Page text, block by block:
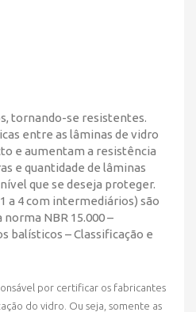
tornando-se resistentes.
entre as lâminas de vidro
e aumentam a resistência
e quantidade de lâminas
que se deseja proteger.
a 4 com intermediários) são
NBR 15.000 –
balísticos – Classificação e
por certificar os fabricantes
do vidro. Ou seja, somente as